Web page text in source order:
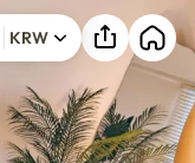
2BR
KRW